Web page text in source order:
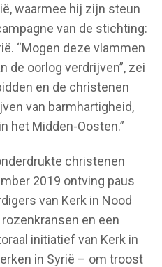
waarmee hij zijn steun
van de stichting:
“Mogen deze vlammen
de oorlog verdrijven”, zei
en de christenen
van barmhartigheid,
het Midden-Oosten.”
christenen
2019 ontving paus
van Kerk in Nood
en een
initiatief van Kerk in
in Syrië – om troost